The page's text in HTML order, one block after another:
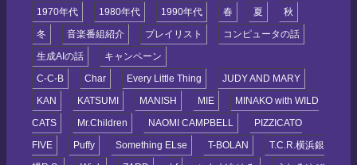
1970年代
1980年代 1990年代 春 夏
秋
冬
音楽番組紹介 プレイリスト
コンピュータの話
生成AIの話
キャンペーン
C-C-B
Char Every Little Thing
JUDY AND MARY
KAN
KATSUMI MANISH MIE
MINAKO with WILD
CATS
Mr.Children NAOMI CAMPBELL
PIZZICATO
FIVE
Puffy Something ELse T-BOLAN
T.C.R.横浜銀